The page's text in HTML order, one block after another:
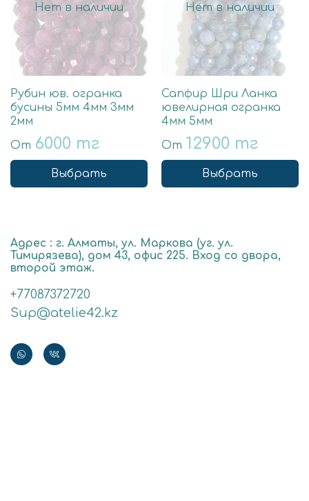
Нет в наличии
Рубин юв. огранка
бусины 5мм 4мм 3мм
2мм
От 6000 тг
Выбрать
Нет в наличии
Сапфир Шри Ланка
ювелирная огранка
4мм 5мм
От 12900 тг
Выбрать
Адрес : г. Алматы, ул. Маркова (уг. ул.
Тимирязева), дом 43, офис 225. Вход со двора,
второй этаж.
+77087372720
Sup@atelie42.kz